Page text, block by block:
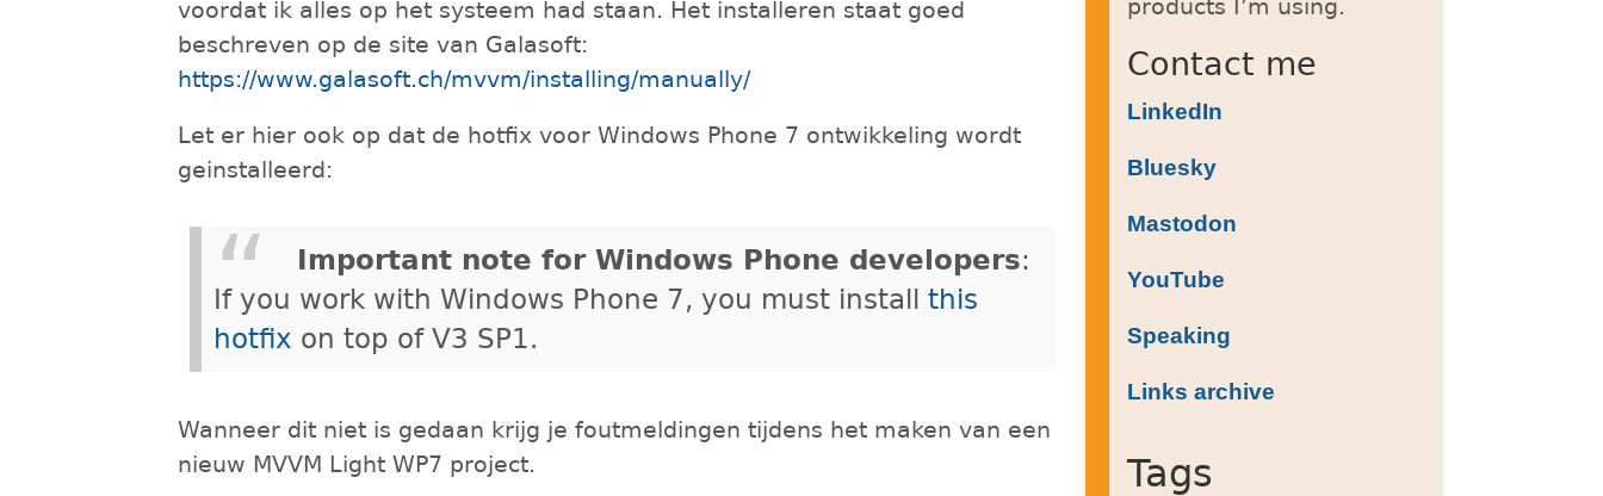
voordat ik alles op het systeem had staan. Het installeren staat goed
beschreven op de site van Galasoft:
https://www.galasoft.ch/mvvm/installing/manually/
Let er hier ook op dat de hotfix voor Windows Phone 7 ontwikkeling wordt
geinstalleerd:
Important note for Windows Phone developers:
If you work with Windows Phone 7, you must installthis
hotfix on top of V3 SP1.
Wanneer dit niet is gedaan krijg je foutmeldingen tijdens het maken van een
nieuw MVVM Light WP7 project.
products I’m using.
Contact me
LinkedIn
Bluesky
Mastodon
YouTube
Speaking
Links archive
Tags